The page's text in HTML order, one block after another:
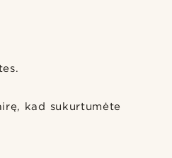
kad sukurtumėte